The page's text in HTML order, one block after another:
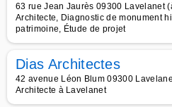
63 rue Jean Jaurès 09300 Lavelanet
Architecte, Diagnostic de monument
patrimoine, Étude de projet
Dias Architectes
42 avenue Léon Blum 09300
Architecte à Lavelanet